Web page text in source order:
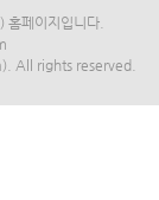
페이지입니다.
All rights reserved.